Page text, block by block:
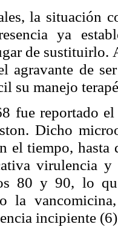
la situación
ya
de sustituirlo.
agravante de
su manejo
fue reportado
Dicho
el tiempo, hasta
virulencia y
80 y 90, lo
la
incipiente